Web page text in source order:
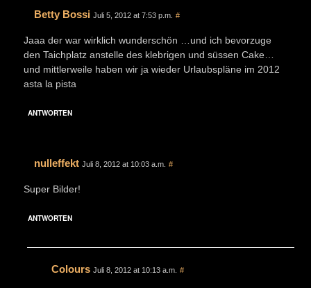
Betty Bossi Juli 5, 2012 at 7:53 p.m. #
Jaaa der war wirklich wunderschön …und ich bevorzuge
den Taichplatz anstelle des klebrigen und süssen Cake…
und mittlerweile haben wir ja wieder Urlaubspläne im 2012
asta la pista
ANTWORTEN
nulleffekt Juli 8, 2012 at 10:03 a.m. #
Super Bilder!
ANTWORTEN
Colours Juli 8, 2012 at 10:13 a.m. #